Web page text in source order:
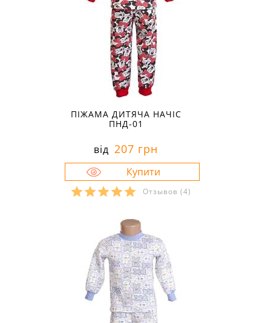
ПІЖАМА ДИТЯЧА НАЧІС
ПНД-01
від 207 грн
Отзывов (4)
80